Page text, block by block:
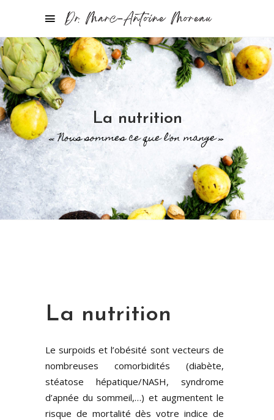
La nutrition
« Nous sommes ce que l'on mange »
La nutrition
Le surpoids et l’obésité sont vecteurs de
nombreuses comorbidités (diabète,
stéatose hépatique/NASH, syndrome
d’apnée du sommeil,…) et augmentent le
risque de mortalité dès votre indice de